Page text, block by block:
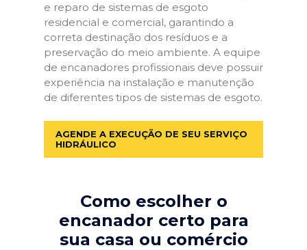
e reparo de sistemas de esgoto
residencial e comercial, garantindo a
correta destinação dos resíduos e a
preservação do meio ambiente. A equipe
de encanadores profissionais deve possuir
experiência na instalação e manutenção
de diferentes tipos de sistemas de esgoto.
AGENDE A EXECUÇÃO DE SEU SERVIÇO
HIDRÁULICO
Como escolher o
encanador certo para
sua casa ou comércio